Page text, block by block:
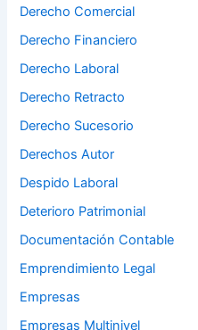
Derecho Comercial
Derecho Financiero
Derecho Laboral
Derecho Retracto
Derecho Sucesorio
Derechos Autor
Despido Laboral
Deterioro Patrimonial
Documentación Contable
Emprendimiento Legal
Empresas
Empresas Multinivel